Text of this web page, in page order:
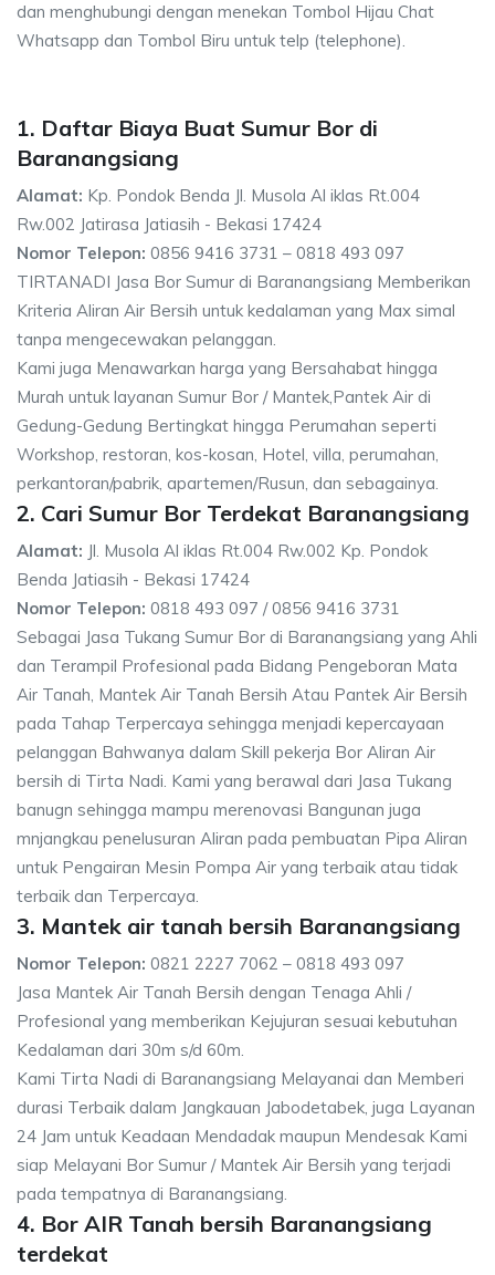
dan menghubungi dengan menekan Tombol Hijau Chat
Whatsapp dan Tombol Biru untuk telp (telephone).
1. Daftar Biaya Buat Sumur Bor di
Baranangsiang
Alamat: Kp. Pondok Benda Jl. Musola Al iklas Rt.004
Rw.002 Jatirasa Jatiasih - Bekasi 17424
Nomor Telepon: 0856 9416 3731 – 0818 493 097
TIRTANADI Jasa Bor Sumur di Baranangsiang Memberikan
Kriteria Aliran Air Bersih untuk kedalaman yang Max simal
tanpa mengecewakan pelanggan.
Kami juga Menawarkan harga yang Bersahabat hingga
Murah untuk layanan Sumur Bor / Mantek,Pantek Air di
Gedung-Gedung Bertingkat hingga Perumahan seperti
Workshop, restoran, kos-kosan, Hotel, villa, perumahan,
perkantoran/pabrik, apartemen/Rusun, dan sebagainya.
2. Cari Sumur Bor Terdekat Baranangsiang
Alamat: Jl. Musola Al iklas Rt.004 Rw.002 Kp. Pondok
Benda Jatiasih - Bekasi 17424
Nomor Telepon: 0818 493 097 / 0856 9416 3731
Sebagai Jasa Tukang Sumur Bor di Baranangsiang yang Ahli
dan Terampil Profesional pada Bidang Pengeboran Mata
Air Tanah, Mantek Air Tanah Bersih Atau Pantek Air Bersih
pada Tahap Terpercaya sehingga menjadi kepercayaan
pelanggan Bahwanya dalam Skill pekerja Bor Aliran Air
bersih di Tirta Nadi. Kami yang berawal dari Jasa Tukang
banugn sehingga mampu merenovasi Bangunan juga
mnjangkau penelusuran Aliran pada pembuatan Pipa Aliran
untuk Pengairan Mesin Pompa Air yang terbaik atau tidak
terbaik dan Terpercaya.
3. Mantek air tanah bersih Baranangsiang
Nomor Telepon: 0821 2227 7062 – 0818 493 097
Jasa Mantek Air Tanah Bersih dengan Tenaga Ahli /
Profesional yang memberikan Kejujuran sesuai kebutuhan
Kedalaman dari 30m s/d 60m.
Kami Tirta Nadi di Baranangsiang Melayanai dan Memberi
durasi Terbaik dalam Jangkauan Jabodetabek, juga Layanan
24 Jam untuk Keadaan Mendadak maupun Mendesak Kami
siap Melayani Bor Sumur / Mantek Air Bersih yang terjadi
pada tempatnya di Baranangsiang.
4. Bor AIR Tanah bersih Baranangsiang
terdekat